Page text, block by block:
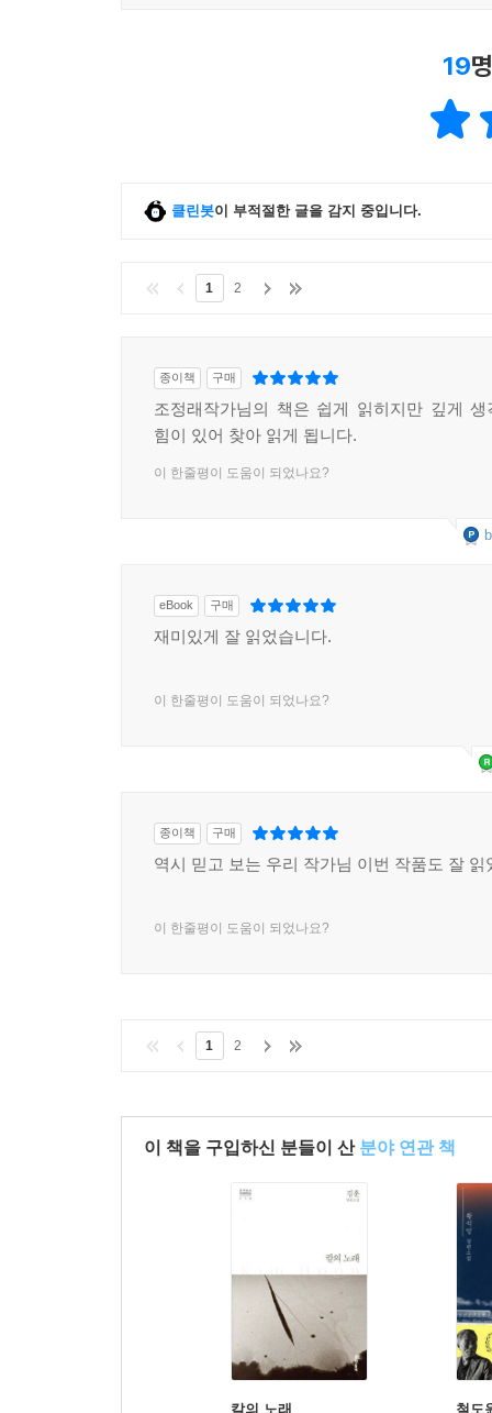
19
클린봇이 부적절한 글을 감지 중입니다.
1 2
종이책 구매
조정래작가님의 책은 쉽게 읽히지만 깊게 생
힘이 있어 찾아 읽게 됩니다.
이 한줄평이 도움이 되었나요?
eBook 구매
재미있게 잘 읽었습니다.
이 한줄평이 도움이 되었나요?
종이책 구매
역시 믿고 보는 우리 작가님 이번 작품도 잘 읽
이 한줄평이 도움이 되었나요?
1 2
이 책을 구입하신 분들이 산 분야 연관 책
칼의 노래 철도